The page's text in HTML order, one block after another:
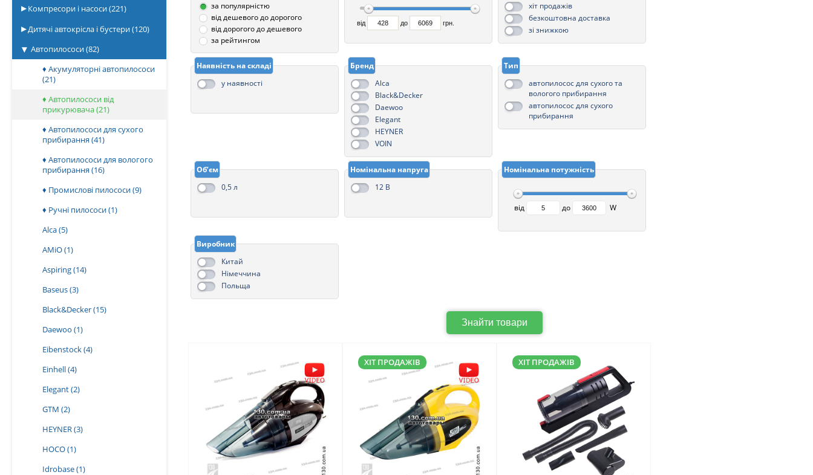
Компресори і насоси(221)
Дитячі автокрісла і бустери(120)
Автопилососи(82)
♦ Акумуляторні автопилососи
(21)
♦ Автопилососи від
прикурювача(21)
♦ Автопилососи для сухого
прибирання (41)
♦ Автопилососи для вологого
прибирання (16)
♦ Промислові пилососи(9)
♦ Ручні пилососи(1)
Alca(5)
AMiO(1)
Aspiring(14)
Baseus(3)
Black&Decker(15)
Daewoo (1)
Eibenstock(4)
Einhell(4)
Elegant(2)
GTM (2)
HEYNER(3)
HOCO(1)
Idrobase(1)
за популярністю
від дешевого до дорогого
від дорогого до дешевого
за рейтингом
від до грн.
хіт продажів
безкоштовна доставка
зі знижкою
Наявність на складі
у наявності
Бренд
Alca
Black&Decker
Daewoo
Elegant
HEYNER
VOIN
Тип
автопилосос для сухого та
вологого прибирання
автопилосос для сухого
прибирання
Об’єм
0,5 л
Номінальна напруга
12 В
Номінальна потужність
від до W
Виробник
Китай
Німеччина
Польща
Знайти товари
ХІТ ПРОДАЖІВ ХІТ ПРОДАЖІВ